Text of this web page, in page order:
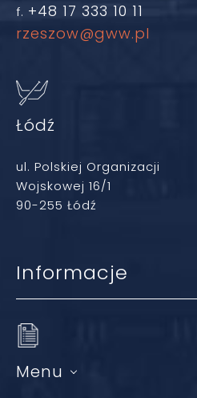
f. +48 17 333 10 11
rzeszow@gww.pl
Łódź
ul. Polskiej Organizacji
Wojskowej 16/1
90-255 Łódź
Informacje
Menu